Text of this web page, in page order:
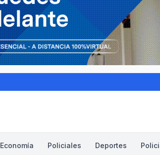
Economía Policiales Deportes